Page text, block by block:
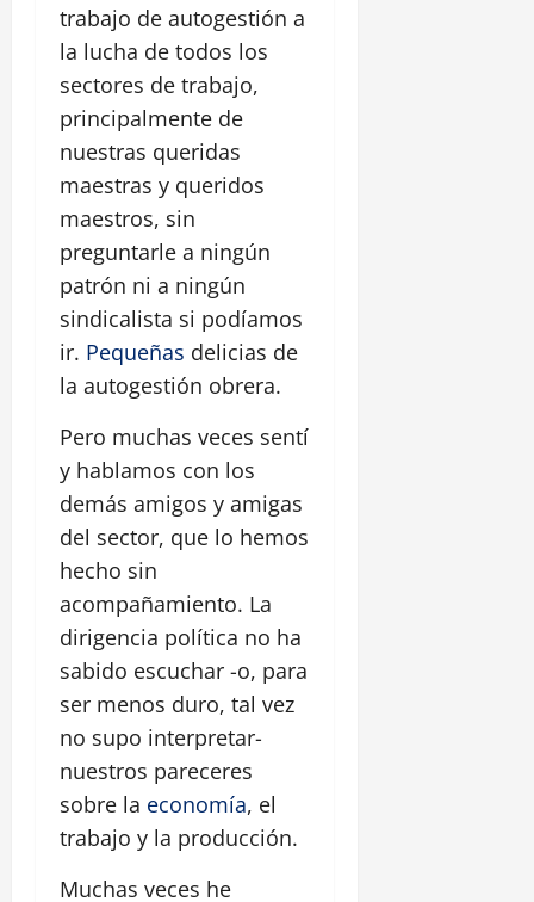
trabajo de autogestión a
la lucha de todos los
sectores de trabajo,
principalmente de
nuestras queridas
maestras y queridos
maestros, sin
preguntarle a ningún
patrón ni a ningún
sindicalista si podíamos
ir. Pequeñas delicias de
la autogestión obrera.
Pero muchas veces sentí
y hablamos con los
demás amigos y amigas
del sector, que lo hemos
hecho sin
acompañamiento. La
dirigencia política no ha
sabido escuchar -o, para
ser menos duro, tal vez
no supo interpretar-
nuestros pareceres
sobre la economía, el
trabajo y la producción.
Muchas veces he